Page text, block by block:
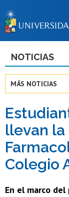
NOTICIAS
MÁS NOTICIAS
llevan la
Colegio
En el marco